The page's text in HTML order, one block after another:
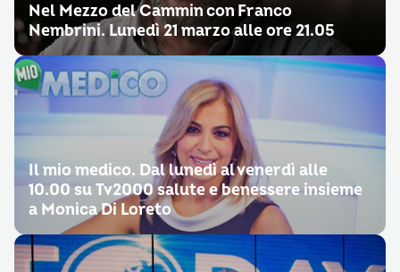
Nel Mezzo del Cammin con Franco
Nembrini. Lunedì 21 marzo alle ore 21.05
Il mio medico. Dal lunedì al venerdì alle
10.00 su Tv2000 salute e benessere insieme
a Monica Di Loreto